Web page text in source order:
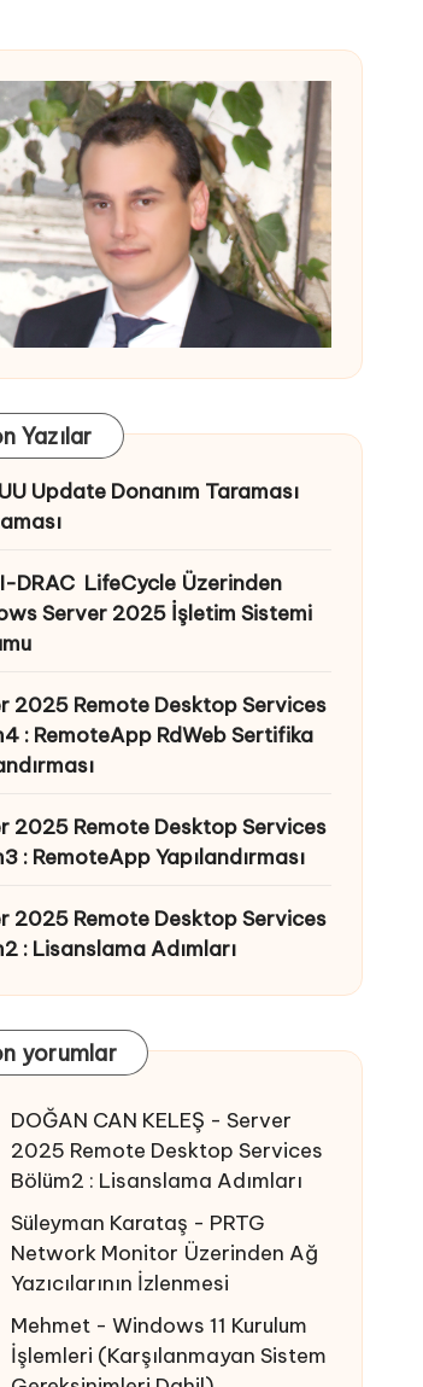
Yazılar
Update Donanım Taraması
I-DRAC LifeCycle Üzerinden
Server 2025 İşletim Sistemi
2025 Remote Desktop Services
: RemoteApp RdWeb Sertifika
2025 Remote Desktop Services
: RemoteApp Yapılandırması
2025 Remote Desktop Services
: Lisanslama Adımları
yorumlar
DOĞAN CAN KELEŞ -Server
2025 Remote Desktop Services
Bölüm2 : Lisanslama Adımları
Süleyman Karataş - PRTG
Network Monitor Üzerinden Ağ
Yazıcılarının İzlenmesi
Mehmet -Windows 11 Kurulum
İşlemleri (Karşılanmayan Sistem